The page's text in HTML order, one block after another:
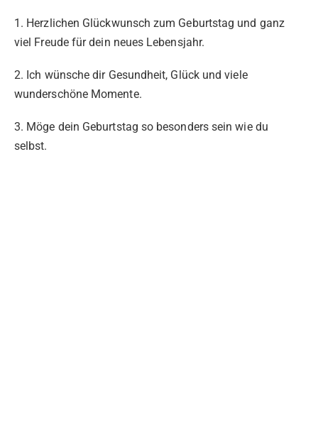
1. Herzlichen Glückwunsch zum Geburtstag und ganz
viel Freude für dein neues Lebensjahr.
2. Ich wünsche dir Gesundheit, Glück und viele
wunderschöne Momente.
3. Möge dein Geburtstag so besonders sein wie du
selbst.